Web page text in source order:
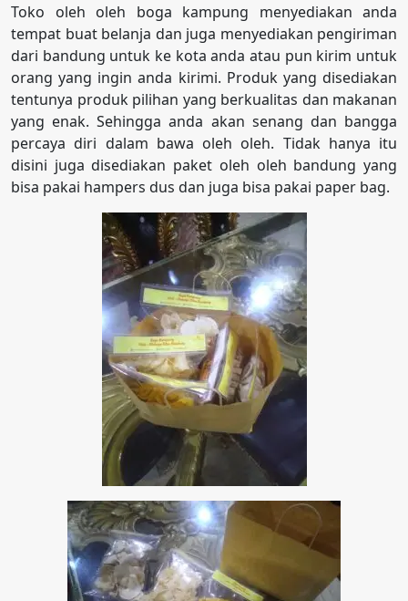
Toko oleh oleh boga kampung menyediakan anda
tempat buat belanja dan juga menyediakan pengiriman
dari bandung untuk ke kota anda atau pun kirim untuk
orang yang ingin anda kirimi. Produk yang disediakan
tentunya produk pilihan yang berkualitas dan makanan
yang enak. Sehingga anda akan senang dan bangga
percaya diri dalam bawa oleh oleh. Tidak hanya itu
disini juga disediakan paket oleh oleh bandung yang
bisa pakai hampers dus dan juga bisa pakai paper bag.